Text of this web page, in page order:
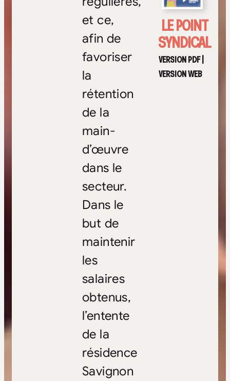
LE POINT
SYNDICAL
VERSION PDF|
VERSION WEB
et ce,
afin de
favoriser
la
rétention
de la
main-
d’œuvre
dans le
secteur.
Dans le
but de
maintenir
les
salaires
obtenus,
l’entente
de la
résidence
Savignon